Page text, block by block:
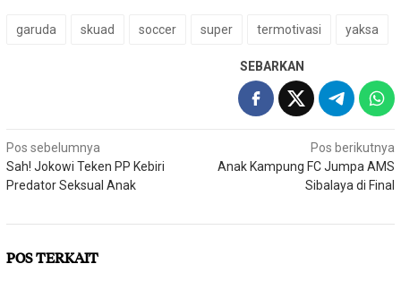
garuda skuad soccer super termotivasi yaksa
SEBARKAN
Navigasi
pos
Pos sebelumnya
Sah! Jokowi Teken PP Kebiri
Predator Seksual Anak
Pos berikutnya
Anak Kampung FC Jumpa AMS
Sibalaya di Final
POS TERKAIT